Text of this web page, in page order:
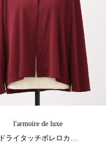
l'armoire de luxe
ドライタッチボレロカ…